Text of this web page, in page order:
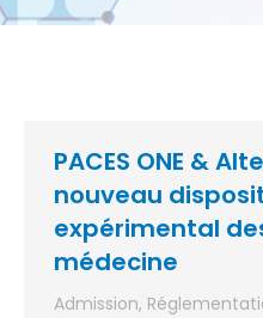
PACES ONE &
nouveau
expérimental
médecine
Admission,